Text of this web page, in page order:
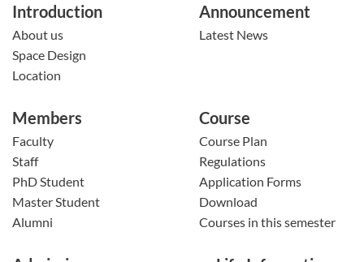
Introduction
About us
Space Design
Location
Announcement
Latest News
Members
Faculty
Staff
PhD Student
Master Student
Alumni
Course
Course Plan
Regulations
Application Forms
Download
Courses in this semester